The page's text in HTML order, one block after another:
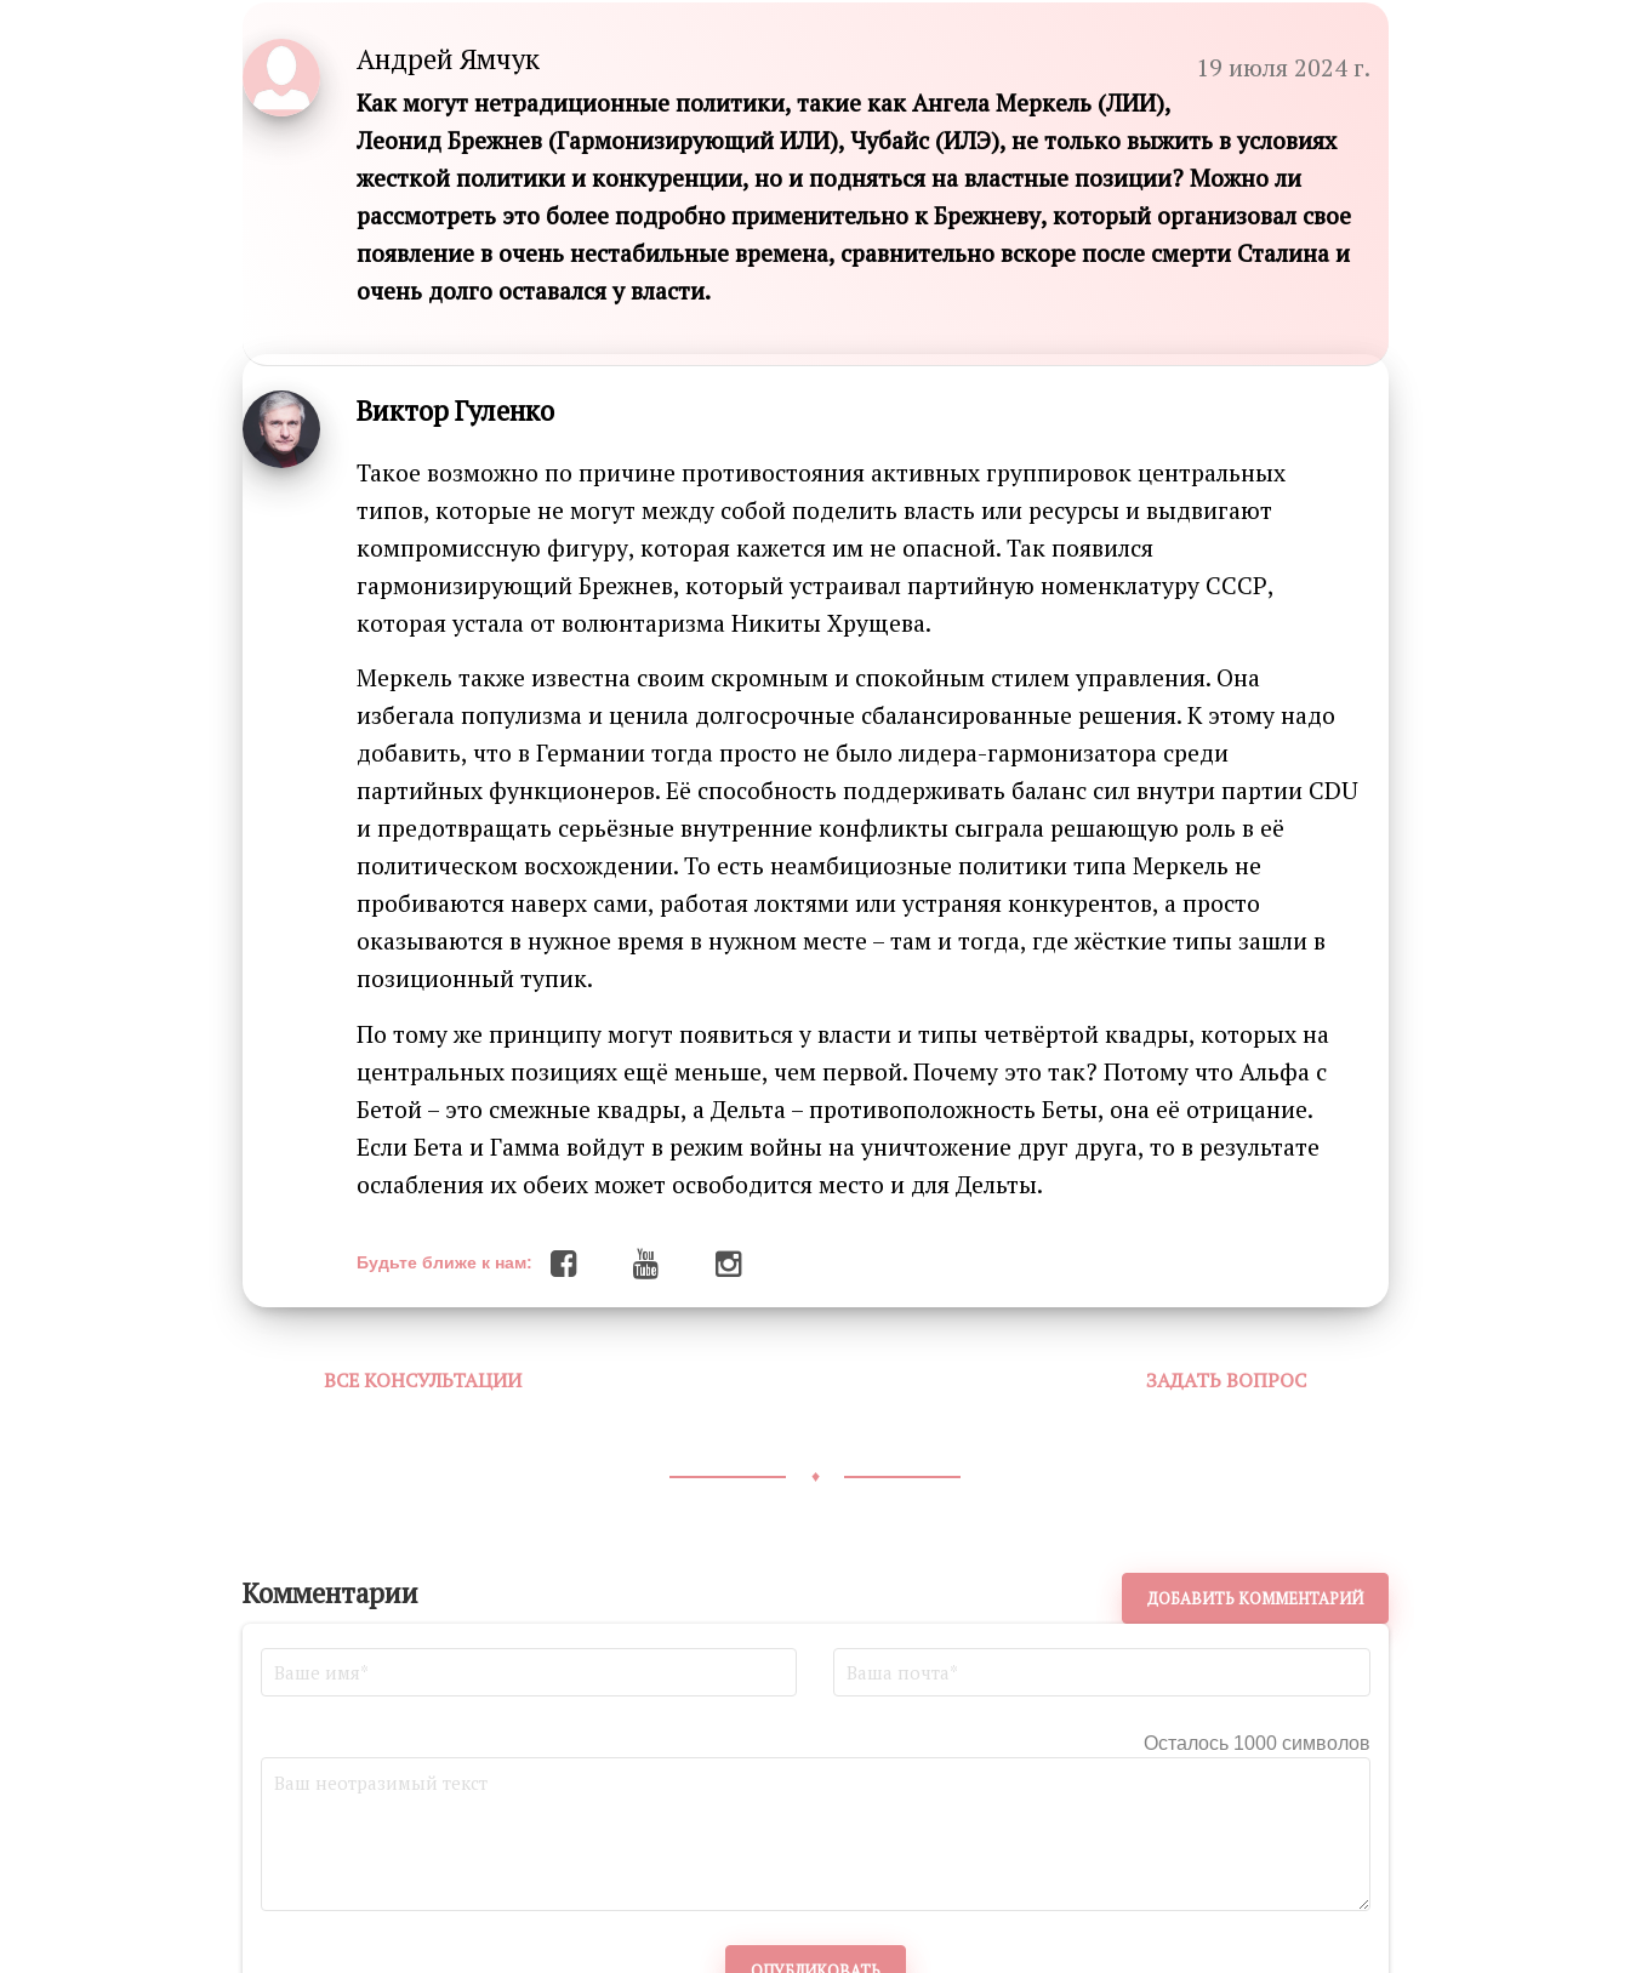
Андрей Ямчук 19 июля 2024 г.
Как могут нетрадиционные политики, такие как Ангела Меркель (ЛИИ),
Леонид Брежнев (Гармонизирующий ИЛИ), Чубайс (ИЛЭ), не только выжить в условиях
жесткой политики и конкуренции, но и подняться на властные позиции? Можно ли
рассмотреть это более подробно применительно к Брежневу, который организовал свое
появление в очень нестабильные времена, сравнительно вскоре после смерти Сталина и
очень долго оставался у власти.
Виктор Гуленко
Такое возможно по причине противостояния активных группировок центральных
типов, которые не могут между собой поделить власть или ресурсы и выдвигают
компромиссную фигуру, которая кажется им не опасной. Так появился
гармонизирующий Брежнев, который устраивал партийную номенклатуру СССР,
которая устала от волюнтаризма Никиты Хрущева.
Меркель также известна своим скромным и спокойным стилем управления. Она
избегала популизма и ценила долгосрочные сбалансированные решения. К этому надо
добавить, что в Германии тогда просто не было лидера-гармонизатора среди
партийных функционеров. Её способность поддерживать баланс сил внутри партии CDU
и предотвращать серьёзные внутренние конфликты сыграла решающую роль в её
политическом восхождении. То есть неамбициозные политики типа Меркель не
пробиваются наверх сами, работая локтями или устраняя конкурентов, а просто
оказываются в нужное время в нужном месте – там и тогда, где жёсткие типы зашли в
позиционный тупик.
По тому же принципу могут появиться у власти и типы четвёртой квадры, которых на
центральных позициях ещё меньше, чем первой. Почему это так? Потому что Альфа с
Бетой – это смежные квадры, а Дельта – противоположность Беты, она её отрицание.
Если Бета и Гамма войдут в режим войны на уничтожение друг друга, то в результате
ослабления их обеих может освободится место и для Дельты.
Будьте ближе к нам:
ВСЕ КОНСУЛЬТАЦИИ ЗАДАТЬ ВОПРОС
♦
Комментарии ДОБАВИТЬ КОММЕНТАРИЙ
Осталось 1000 символов